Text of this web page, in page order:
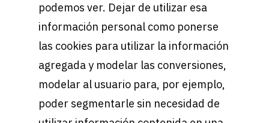
podemos ver. Dejar de utilizar esa
información personal como ponerse
las cookies para utilizar la información
agregada y modelar las conversiones,
modelar al usuario para, por ejemplo,
poder segmentarle sin necesidad de